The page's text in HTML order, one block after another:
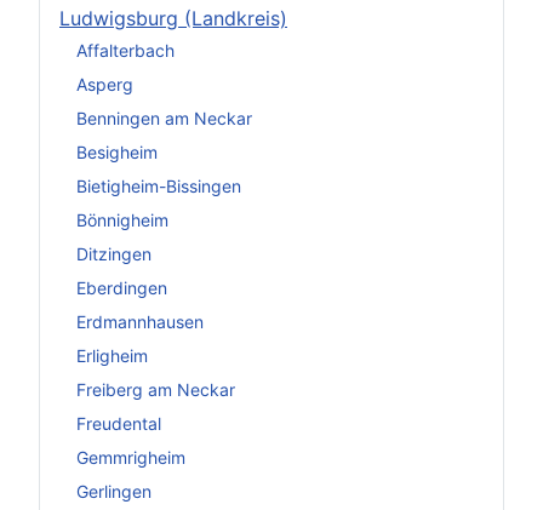
Ludwigsburg (Landkreis)
Affalterbach
Asperg
Benningen am Neckar
Besigheim
Bietigheim-Bissingen
Bönnigheim
Ditzingen
Eberdingen
Erdmannhausen
Erligheim
Freiberg am Neckar
Freudental
Gemmrigheim
Gerlingen